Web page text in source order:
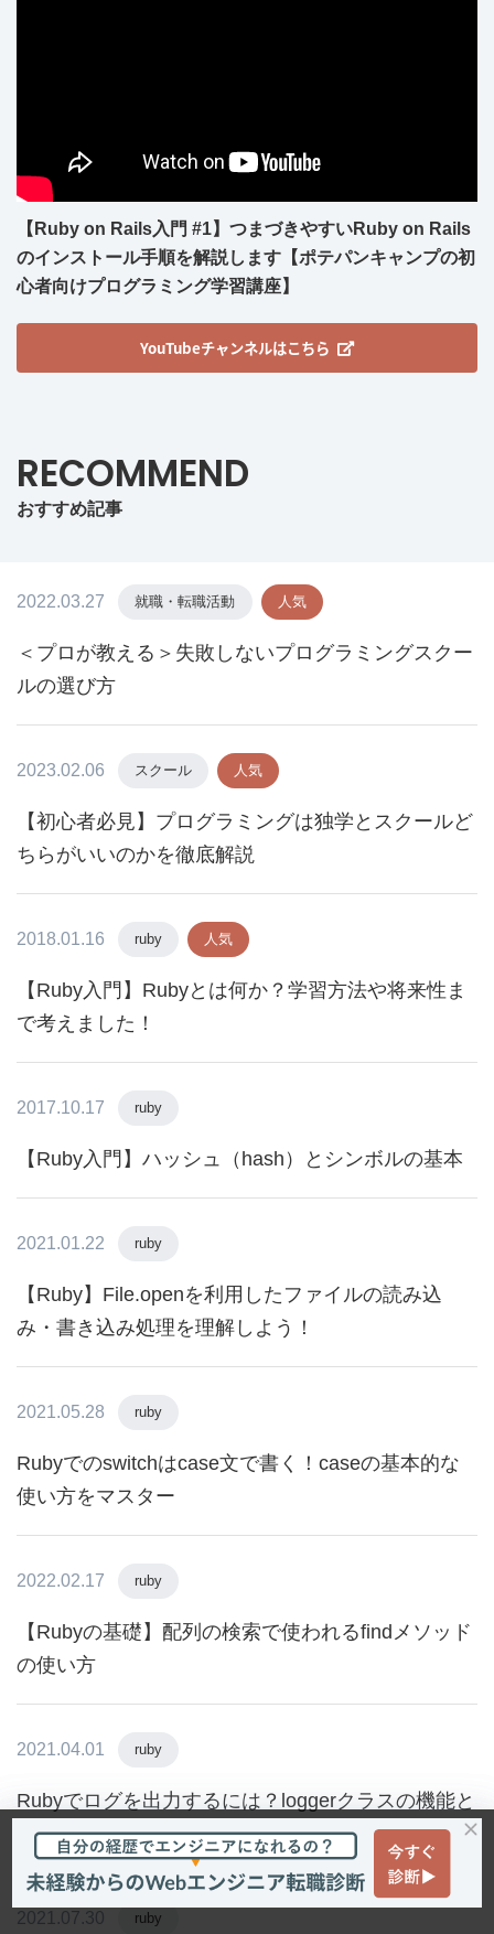
【Ruby on Rails入門 #1】つまづきやすいRuby on Rails
のインストール手順を解説します【ポテパンキャンプの初
心者向けプログラミング学習講座】
YouTubeチャンネルはこちら
RECOMMEND
おすすめ記事
2022.03.27 就職・転職活動 人気
＜プロが教える＞失敗しないプログラミングスクー
ルの選び方
2023.02.06 スクール 人気
【初心者必見】プログラミングは独学とスクールど
ちらがいいのかを徹底解説
2018.01.16 ruby 人気
【Ruby入門】Rubyとは何か？学習方法や将来性ま
で考えました！
2017.10.17 ruby
【Ruby入門】ハッシュ（hash）とシンボルの基本
2021.01.22 ruby
【Ruby】File.openを利用したファイルの読み込
み・書き込み処理を理解しよう！
2021.05.28 ruby
Rubyでのswitchはcase文で書く！caseの基本的な
使い方をマスター
2022.02.17 ruby
【Rubyの基礎】配列の検索で使われるfindメソッド
の使い方
2021.04.01 ruby
Rubyでログを出力するには？loggerクラスの機能と
使い方を解説
2021.07.30 ruby